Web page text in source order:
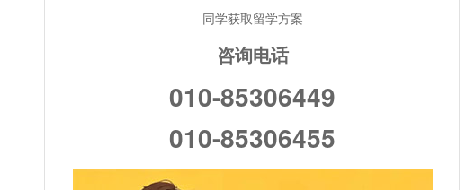
同学获取留学方案
咨询电话
010-85306449
010-85306455